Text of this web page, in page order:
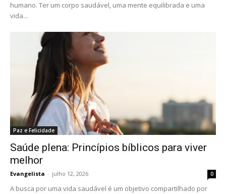
humano. Ter um corpo saudável, uma mente equilibrada e uma
vida...
Paz e Felicidade
Saúde plena: Princípios bíblicos para viver
melhor
Evangelista - julho 12, 2026 0
A busca por uma vida saudável é um objetivo compartilhado por